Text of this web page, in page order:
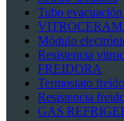
Tubo evacuación
Módulo
Resistencia
FREIDORA
Termostato
Resistencia
GAS